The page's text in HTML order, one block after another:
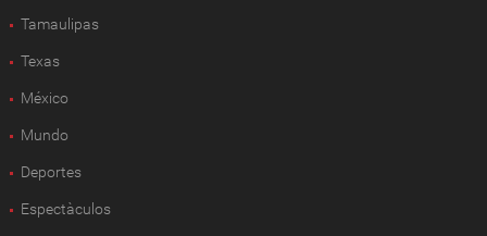
Tamaulipas
Texas
México
Mundo
Deportes
Espectàculos